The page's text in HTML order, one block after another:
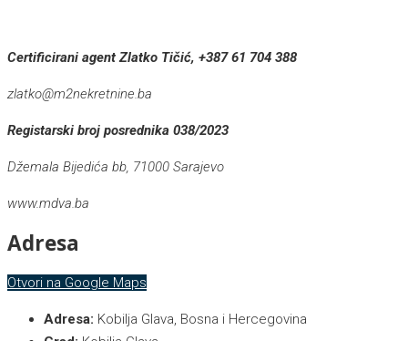
Certificirani agentZlatko Tičić, +387 61 704 388
zlatko@m2nekretnine.ba
Registarski broj posrednika 038/2023
Džemala Bijedića bb, 71000 Sarajevo
www.mdva.ba
Adresa
Otvori na Google Maps
Adresa: Kobilja Glava, Bosna i Hercegovina